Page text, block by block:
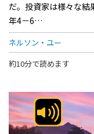
だ。投資家は様々な
年4－6…
ネルソン・ユー
約10分で読めます